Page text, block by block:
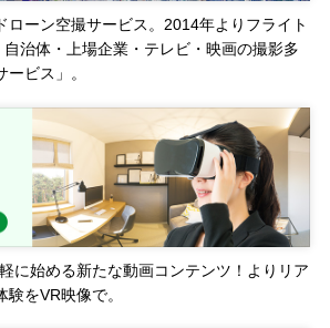
ローン空撮サービス。2014年よりフライト
治体・上場企業・テレビ・映画の撮影多
ビス」。
に始める新たな動画コンテンツ！よりリア
をVR映像で。